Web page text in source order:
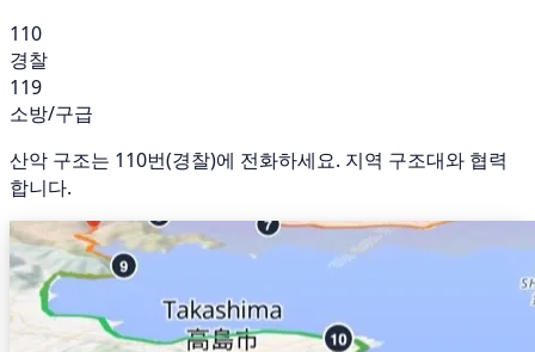
110
경찰
119
소방/구급
산악 구조는 110번(경찰)에 전화하세요. 지역 구조대와 협력
합니다.